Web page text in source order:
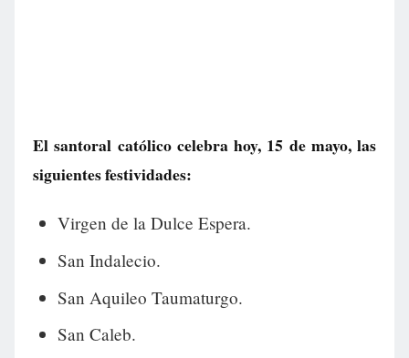
El santoral católico celebra hoy, 15 de mayo, las
siguientes festividades:
Virgen de la Dulce Espera.
San Indalecio.
San Aquileo Taumaturgo.
San Caleb.